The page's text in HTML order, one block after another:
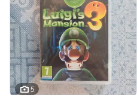
5